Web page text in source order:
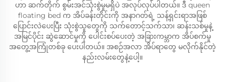
ဟာ ဆက်တိုက် စွမ်းအင်သုံးစွဲမှုမရှိပဲ အလုပ်လုပ်ပါတယ်။ ဒီ queen
floating bed က အိပ်ခန်းတိုင်းကို အနာဂတ်ရဲ့ သန့်ရှင်းရာအဖြစ်
ပြောင်းလဲပေးပြီး သုံးစွဲသူတွေကို သက်တောင့်သက်သာ၊ ဆန်းသစ်မှုနဲ့
အမြင်ပိုင်း ဆွဲဆောင်မှုကို ပေါင်းစပ်ပေးတဲ့ အခြားကမ္ဘာက အိပ်စက်မှု
အတွေ့အကြုံတစ်ခု ပေးပါတယ်။ အစဉ်အလာ အိပ်ရာတွေ မလိုက်နိုင်တဲ့
နည်းလမ်းတွေနဲ့ပေါ့။